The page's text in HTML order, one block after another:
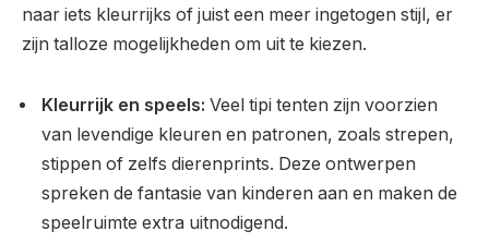
naar iets kleurrijks of juist een meer ingetogen stijl, er
zijn talloze mogelijkheden om uit te kiezen.
Kleurrijk en speels: Veel tipi tenten zijn voorzien
van levendige kleuren en patronen, zoals strepen,
stippen of zelfs dierenprints. Deze ontwerpen
spreken de fantasie van kinderen aan en maken de
speelruimte extra uitnodigend.